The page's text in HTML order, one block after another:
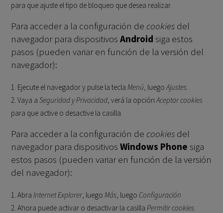
para que ajuste el tipo de bloqueo que desea realizar.
Para acceder a la configuración de cookies del
navegador para dispositivosAndroid siga estos
pasos (pueden variar en función de la versión del
navegador):
Ejecute el navegador y pulse la teclaMenú, luegoAjustes.
Vaya aSeguridad y Privacidad, verá la opciónAceptar cookies
para que active o desactive la casilla.
Para acceder a la configuración de cookies del
navegador para dispositivosWindows Phone siga
estos pasos (pueden variar en función de la versión
del navegador):
AbraInternet Explorer, luegoMás, luego Configuración
Ahora puede activar o desactivar la casillaPermitir cookies.